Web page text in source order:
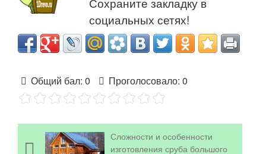
социальных сетях!
Общий бал: 0 Проголосовало: 0
Сложности и особенности
изготовления сруба большого